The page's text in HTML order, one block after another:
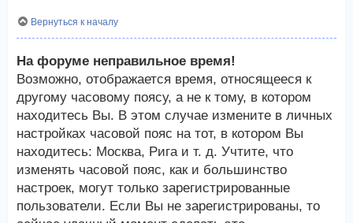
Вернуться к началу
На форуме неправильное время!
Возможно, отображается время, относящееся к
другому часовому поясу, а не к тому, в котором
находитесь Вы. В этом случае измените в личных
настройках часовой пояс на тот, в котором Вы
находитесь: Москва, Рига и т. д. Учтите, что
изменять часовой пояс, как и большинство
настроек, могут только зарегистрированные
пользователи. Если Вы не зарегистрированы, то